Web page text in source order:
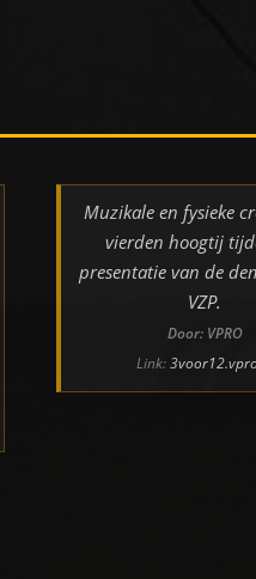
Muzikale en fysieke
vierden hoogtij
presentatie van de
VZP.
Door: VPRO
Link: